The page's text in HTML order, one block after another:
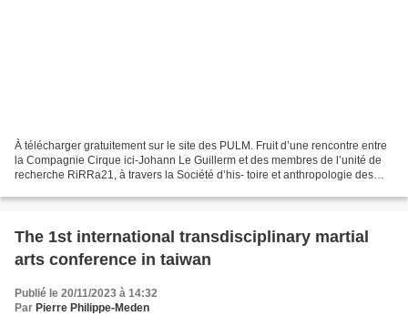
À télécharger gratuitement sur le site des PULM. Fruit d’une rencontre entre
la Compagnie Cirque ici-Johann Le Guillerm et des membres de l’unité de
recherche RiRRa21, à travers la Société d’his- toire et anthropologie des
The 1st international transdisciplinary martial
arts conference in taiwan
Publié le 20/11/2023 à 14:32
Par Pierre Philippe-Meden